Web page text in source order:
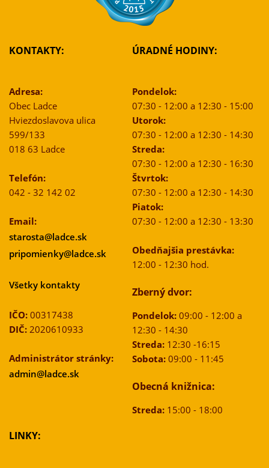
KONTAKTY:
Adresa:
Obec Ladce
Hviezdoslavova ulica
599/133
018 63 Ladce
Telefón:
042 - 32 142 02
Email:
starosta@ladce.sk
pripomienky@ladce.sk
Všetky kontakty
IČO: 00317438
DIČ: 2020610933
Administrátor stránky:
admin@ladce.sk
ÚRADNÉ HODINY:
Pondelok:
07:30 - 12:00 a 12:30 - 15:00
Utorok:
07:30 - 12:00 a 12:30 - 14:30
Streda:
07:30 - 12:00 a 12:30 - 16:30
Štvrtok:
07:30 - 12:00 a 12:30 - 14:30
Piatok:
07:30 - 12:00 a 12:30 - 13:30
Obedňajšia prestávka:
12:00 - 12:30 hod.
Zberný dvor:
Pondelok:09:00 - 12:00 a
12:30 - 14:30
Streda:12:30 -16:15
Sobota:09:00 - 11:45
Obecná knižnica:
Streda:15:00 - 18:00
LINKY: